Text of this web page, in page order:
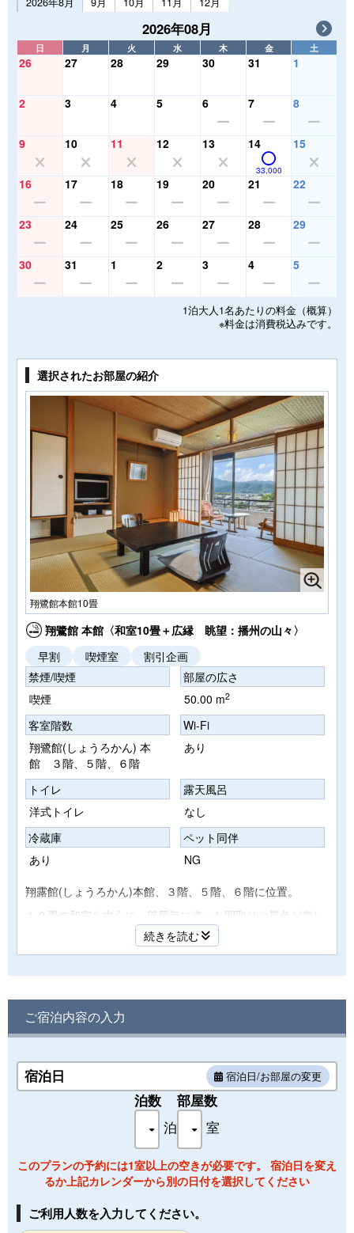
2026年08月
日 月 火 水 木 金 土
26 27 28 29 30 31 1
2 3 4 5 6 7 8
9 10 11 12 13 14
33,000
15
16 17 18 19 20 21 22
23 24 25 26 27 28 29
30 31 1 2 3 4 5
1泊大人1名あたりの料金（概算）
※料金は消費税込みです。
選択されたお部屋の紹介
翔鷺館本館10畳
翔鷺館 本館〈和室10畳＋広縁 眺望：播州の山々〉
早割
喫煙室
割引企画
禁煙/喫煙
喫煙
部屋の広さ
50.00 m2
客室階数
翔鷺館(しょうろかん) 本
館 ３階、５階、６階
Wi-Fi
あり
トイレ
洋式トイレ
露天風呂
なし
冷蔵庫
あり
ペット同伴
NG
翔露館(しょうろかん)本館、３階、５階、６階に位置。
１０畳の和室を中心に、部屋毎に違った間取りや景色が楽し
めるバラエティに富むお部屋タイプです。
コンパクトながらも、バス・トイレ・広縁を備え、ご夫婦で
部屋のご指定は承れません)
続きを読む
ご宿泊内容の入力
宿泊日 宿泊日/お部屋の変更
泊数
泊
部屋数
室
このプランの予約には1室以上の空きが必要です。 宿泊日を変え
るか上記カレンダーから別の日付を選択してください
ご利用人数を入力してください。